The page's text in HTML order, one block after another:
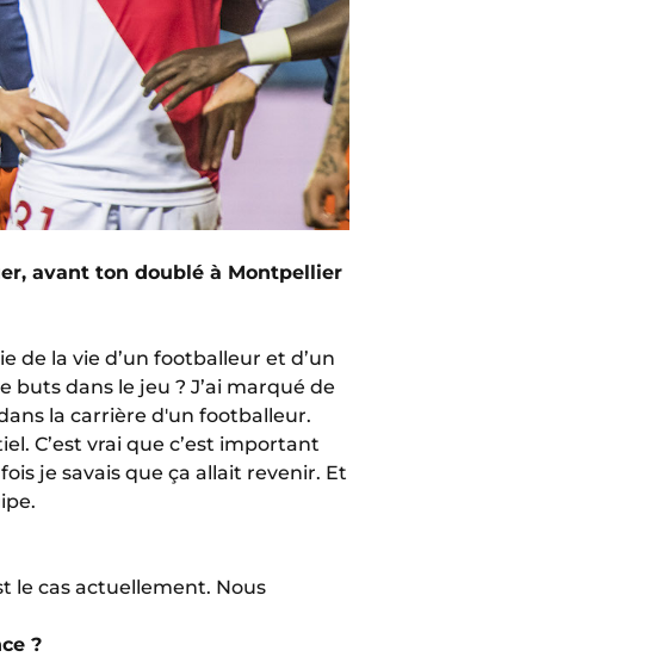
avant ton doublé à Montpellier
de la vie d’un footballeur et d’un
buts dans le jeu ? J’ai marqué de
la carrière d'un footballeur.
C’est vrai que c’est important
je savais que ça allait revenir. Et
le cas actuellement. Nous
?